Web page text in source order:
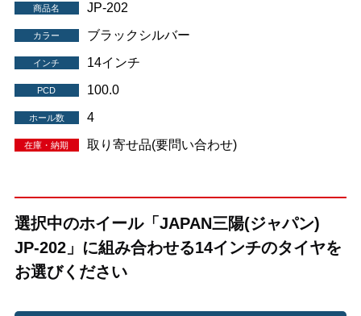
商品名 JP-202
カラー ブラックシルバー
インチ 14インチ
PCD 100.0
ホール数 4
在庫・納期 取り寄せ品(要問い合わせ)
選択中のホイール「JAPAN三陽(ジャパン)
JP-202」に組み合わせる14インチのタイヤを
お選びください